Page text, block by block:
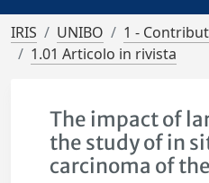
IRIS UNIBO
1 -
1.01 Articolo in rivista
The impact of
the study of in
carcinoma of